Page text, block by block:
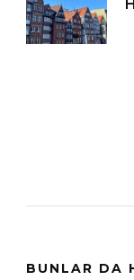
BUNLAR DA